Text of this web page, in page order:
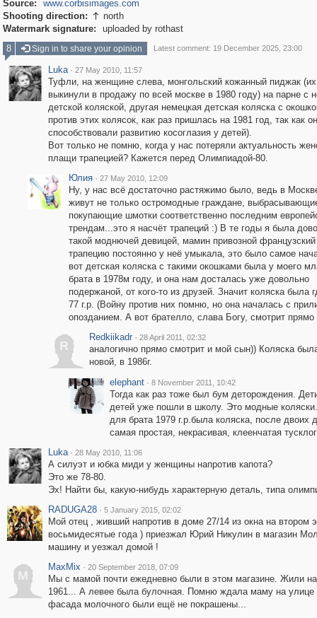
Source:
www.corbisimages.com
Shooting direction:  north
Watermark signature:
uploaded by rothast
8
Sign in to share your opinion Latest comment: 19 December 2025, 23:00
Luka · 27 May 2010, 11:57
Туфли, на женщине слева, монгольский кожанный пиджак (их
выкинули в продажу по всей москве в 1980 году) на парне с
детской коляской, другая немецкая детская коляска с
против этих колясок, как раз пришлась на 1981 год, так как
способствовали развитию косоглазия у детей).
Вот только не помню, когда у нас потеряли актуальность
плащи трапецией? Кажется перед Олимпиадой-80.
Юлия · 27 May 2010, 12:09
Ну, у нас всё достаточно растяжимо было, ведь в
живут не только остромодные граждане,
покупающие шмотки соответственно последним
трендам...это я насчёт трапеций :) В те годы я была
такой моднючей девицей, мамин привозной
трапецию постоянно у неё умыкала, это было самое
вот детская коляска с такими окошками была у моего
брата в 1978м году, и она нам досталась уже довольно
подержаной, от кого-то из друзей. Значит коляска была
77 г.р. (Войну против них помню, но она началась с
опозданием. А вот брателло, слава Богу, смотрит прямо
R
Redkiikadr · 28 April 2011, 02:32
аналогично прямо смотрит и мой сын)) Коляска
новой, в 1986г.
elephant · 8 November 2011, 10:42
Тогда как раз тоже был бум деторождения.
детей уже пошли в школу. Это модные
для брата 1979 г.р.была коляска, после двоих
самая простая, некрасивая, клеенчатая
Luka · 28 May 2010, 11:06
А силуэт и юбка миди у женщины напротив капота?
Это же 78-80.
Эх! Найти бы, какую-нибудь характерную деталь, типа
RADUGA28 · 5 January 2015, 02:02
Мой отец , живший напротив в доме 27/14 из окна на втором
восьмидесятые года ) приезжал Юрий Никулин в магазин
машину и уезжал домой !
M
MaxMix · 20 September 2018, 07:09
Мы с мамой почти ежедневно были в этом магазине. Жили
1961... А левее была булочная. Помню ждала маму на улице
фасада молочного были ещё не покрашены...